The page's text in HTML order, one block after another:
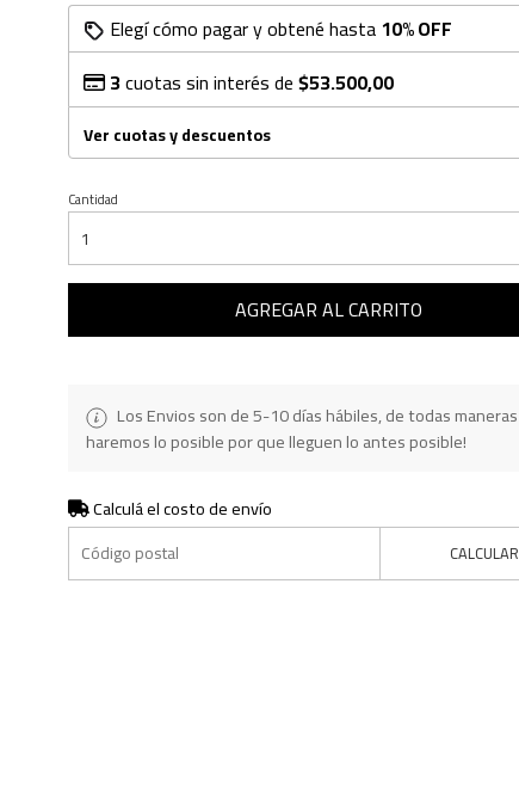
Elegí cómo pagar y obtené hasta 10% OFF
3cuotas sin interés de$53.500,00
Ver cuotas y descuentos
Cantidad
AGREGAR AL CARRITO
Los Envios son de 5-10 días hábiles, de todas maneras
haremos lo posible por que lleguen lo antes posible!
Calculá el costo de envío
CALCULAR